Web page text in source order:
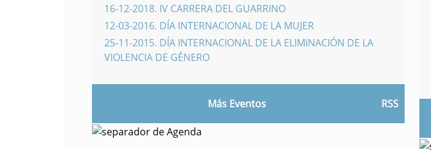
16-12-2018. IV CARRERA DEL GUARRINO
12-03-2016. DÍA INTERNACIONAL DE LA MUJER
25-11-2015. DÍA INTERNACIONAL DE LA ELIMINACIÓN DE LA
VIOLENCIA DE GÉNERO
Más Eventos RSS